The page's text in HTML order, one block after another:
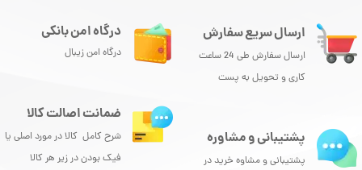
ارسال سریع سفارش
ارسال سفارش طی 24 ساعت
کاری و تحویل به پست
درگاه امن بانکی
درگاه امن زیبال
پشتیبانی و مشاوره
پشتیبانی و مشاوه خرید در
ضمانت اصالت کالا
شرح کامل کالا در مورد اصلی یا
فیک بودن در زیر هر کالا